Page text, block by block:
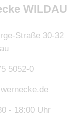
WILDAU
Straße 30-32
5052-0
- 18:00 Uhr